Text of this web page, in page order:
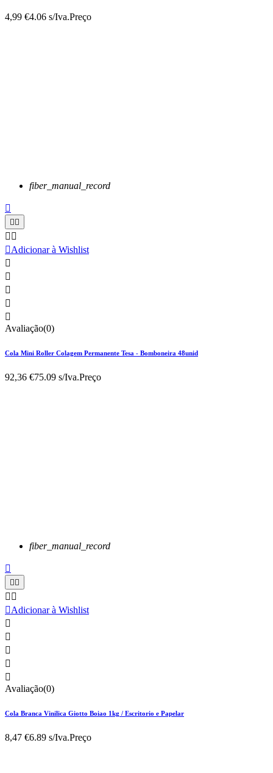
4,99 €4.06 s/Iva.Preço
fiber_manual_record

 
 
Adicionar à Wishlist





Avaliação(0)
Cola Mini Roller Colagem Permanente Tesa - Bomboneira 48unid
92,36 €75.09 s/Iva.Preço
fiber_manual_record

 
 
Adicionar à Wishlist





Avaliação(0)
Cola Branca Vinilica Giotto Boiao 1kg / Escritorio e Papelar
8,47 €6.89 s/Iva.Preço